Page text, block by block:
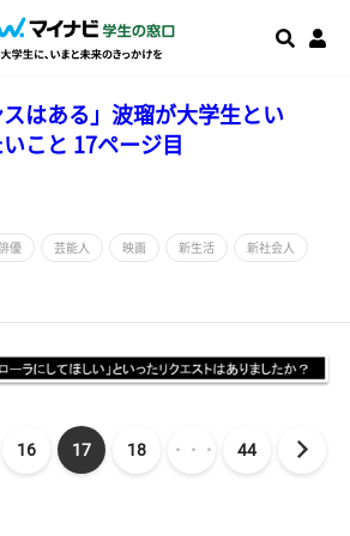
スはある」波瑠が大学生とい
こと 17ページ目
優 芸能人 映画 新生活 新社会人
16 17 18 ・・・ 44